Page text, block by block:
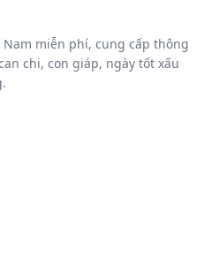
miễn phí, cung cấp thông
chi, con giáp, ngày tốt xấu